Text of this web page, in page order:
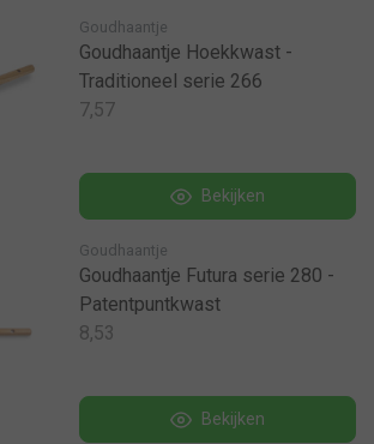
Goudhaantje
Goudhaantje Hoekkwast -
Traditioneel serie 266
7,57
Bekijken
Goudhaantje
Goudhaantje Futura serie 280 -
Patentpuntkwast
8,53
Bekijken